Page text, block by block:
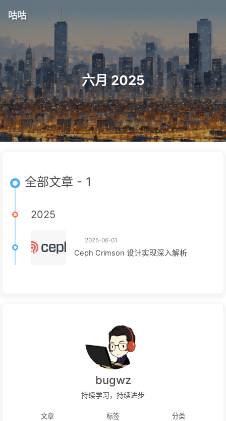
咕咕
六月 2025
全部文章 - 1
2025
2025-06-01
Ceph Crimson 设计实现深入解析
bugwz
持续学习，持续进步
文章 标签 分类